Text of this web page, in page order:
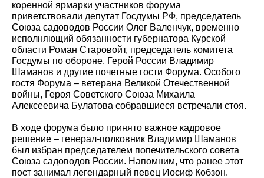
коренной ярмарки участников форума
приветствовали депутат Госдумы РФ, председатель
Союза садоводов России Олег Валенчук, временно
исполняющий обязанности губернатора Курской
области Роман Старовойт, председатель комитета
Госдумы по обороне, Герой России Владимир
Шаманов и другие почетные гости Форума. Особого
гостя Форума – ветерана Великой Отечественной
войны, Героя Советского Союза Михаила
Алексеевича Булатова собравшиеся встречали стоя.
В ходе форума было принято важное кадровое
решение – генерал-полковник Владимир Шаманов
был избран председателем попечительского совета
Союза садоводов России. Напомним, что ранее этот
пост занимал легендарный певец Иосиф Кобзон.